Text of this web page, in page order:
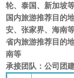
轮、泰国、新加坡
国内旅游推荐目的地
安、张家界、海南
省内旅游推荐目的
南等
承接团队：公司团